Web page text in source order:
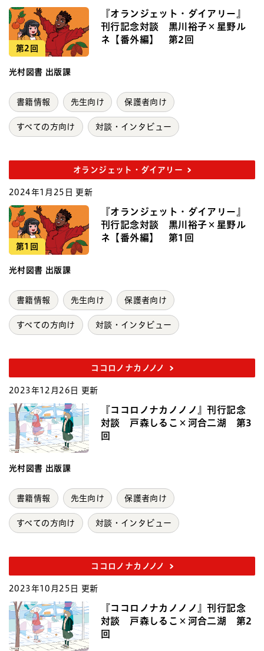
第2回
『オランジェット・ダイアリー』
刊行記念対談 黒川裕子×星野ル
ネ【番外編】 第2回
光村図書 出版課
書籍情報 先生向け 保護者向け
すべての方向け 対談・インタビュー
オランジェット・ダイアリー
2024年1月25日 更新
第1回
『オランジェット・ダイアリー』
刊行記念対談 黒川裕子×星野ル
ネ【番外編】 第1回
光村図書 出版課
書籍情報 先生向け 保護者向け
すべての方向け 対談・インタビュー
ココロノナカノノノ
2023年12月26日 更新
『ココロノナカノノノ』刊行記念
対談 戸森しるこ×河合二湖 第3
回
光村図書 出版課
書籍情報 先生向け 保護者向け
すべての方向け 対談・インタビュー
ココロノナカノノノ
2023年10月25日 更新
『ココロノナカノノノ』刊行記念
対談 戸森しるこ×河合二湖 第2
回